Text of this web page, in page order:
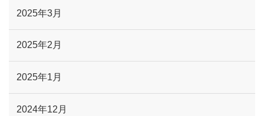
2025年3月
2025年2月
2025年1月
2024年12月